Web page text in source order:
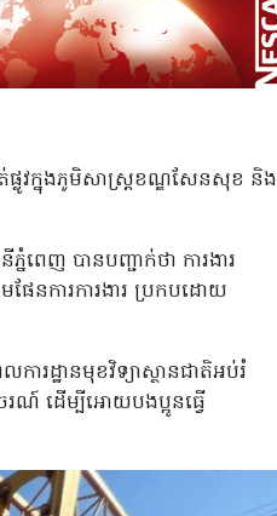
វក្នុងភូមិសាស្រ្តខណ្ឌសែនសុខ និង
នំពេញ បានបញ្ជាក់ថា ការងារ
ផែនការការងារ ប្រកបដោយ
ដ្ឋានមុខវិទ្យាស្ថានជាតិអប់រំ
ណ៍ ដើម្បីអោយបងប្អូនធ្វើ